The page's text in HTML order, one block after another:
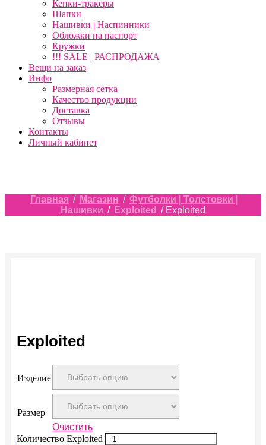
Кепки-тракеры
Шапки
Нашивки | Наспинники
Обложки на паспорт
Кружки
!!! SALE | РАСПРОДАЖА
Вещи на заказ
Инфо
Размерная сетка
Качество продукции
Доставка
Отзывы
Контакты
Личный кабинет
Главная / Магазин / Футболки | Толстовки |
Нашивки / Exploited / Exploited
Exploited
Изделие
Размер
Очистить
Количество Exploited